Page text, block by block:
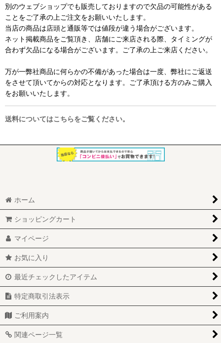
別のウェブショップでも販売しておりますので欠品の可能性がある
ことをご了承の上ご注文をお願いいたします。
当店の商品は店頭と通販等では値段が違う場合がございます。
ネット掲載商品をご覧頂き、店舗にご来店される際、タイミングが
合わず欠品になる場合がございます。ご了承の上ご来店ください。
万が一弊社商品に何らかの不備があった場合は一度、弊社にご返送
をさせて頂いてからの対応となります。ご了承頂ける方のみご購入
をお願いいたします。
送料についてはこちらをご覧ください。
ホーム
ショッピングカート
マイページ
お気に入り
最近チェックしたアイテム
特定商取引法表示
ご利用案内
関連ページ一覧